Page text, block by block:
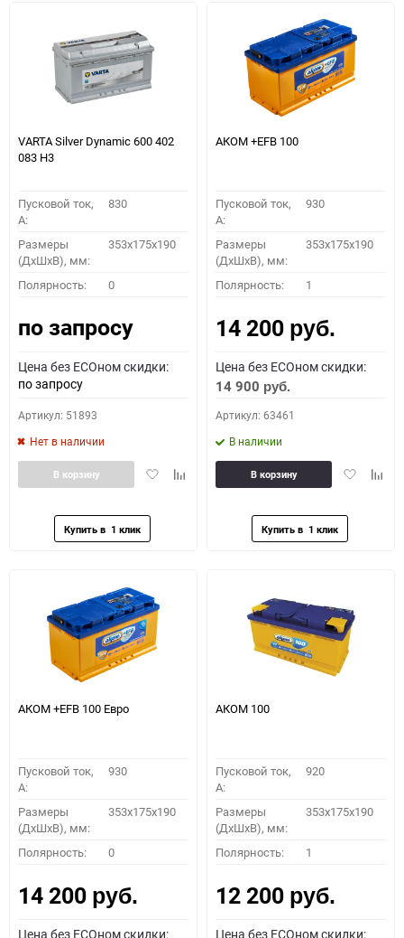
VARTA Silver Dynamic 600 402
083 H3
Пусковой ток,
A:
830
Размеры
(ДхШхВ), мм:
353x175x190
Полярность: 0
по запросу
Цена без ECOном скидки:
по запросу
Артикул: 51893
Нет в наличии
ДобавитьДобавить
В корзину
АКОМ +EFB 100
Пусковой ток,
A:
930
Размеры
(ДхШхВ), мм:
353x175x190
Полярность: 1
14 200 руб.
Цена без ECOном скидки:
14 900 руб.
Артикул: 63461
В наличии
Добавить
В корзину
АКОМ +EFB 100 Евро
Пусковой ток,
A:
930
Размеры
(ДхШхВ), мм:
353x175x190
Полярность: 0
14 200 руб.
Цена без ECOном скидки:
АКОМ 100
Пусковой ток,
A:
920
Размеры
(ДхШхВ), мм:
353x175x190
Полярность: 1
12 200 руб.
Цена без ECOном скидки: